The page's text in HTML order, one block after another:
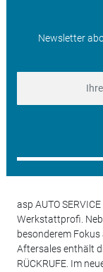
Newsletter
asp AUTO
Werkstattprofi.
besonderem
Aftersales enthält
RÜCKRUFE. Im